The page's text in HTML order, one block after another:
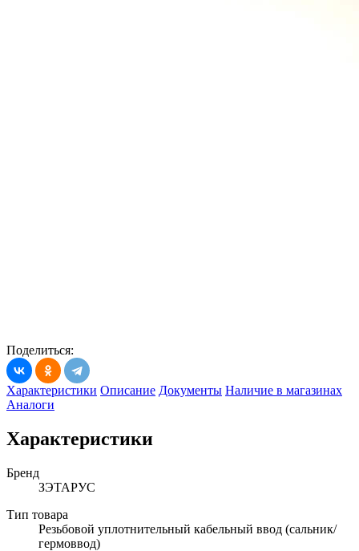
Поделиться:
Характеристики Описание Документы Наличие в магазинах
Аналоги
Характеристики
Бренд
ЗЭТАРУС
Тип товара
Резьбовой уплотнительный кабельный ввод (сальник/
гермоввод)